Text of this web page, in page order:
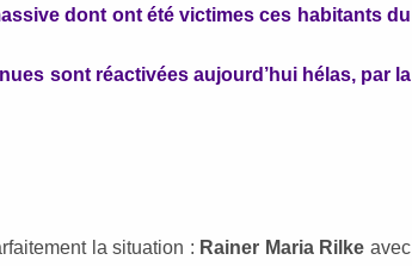
dont ont été victimes ces habitants du
sont réactivées aujourd’hui hélas, par la
la situation : Rainer Maria Rilke avec